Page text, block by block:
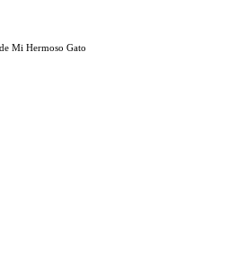
Mi Hermoso Gato